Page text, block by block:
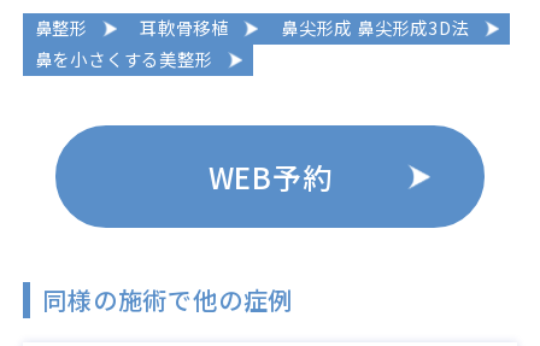
鼻整形 耳軟骨移植
鼻尖形成 鼻尖形成3D法
鼻を小さくする美整形
WEB予約
同様の施術で他の症例